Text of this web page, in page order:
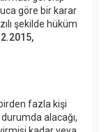
göre bir karar
şekilde hüküm
fazla kişi
alacağı,